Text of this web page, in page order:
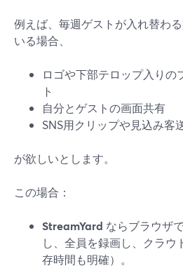
例えば、毎週ゲストが入れ替わ
いる場合、
ロゴや下部テロップ入りの
ト
自分とゲストの画面共有
SNS用クリップや見込み客
が欲しいとします。
この場合：
StreamYard ならブラウザ
し、全員を録画し、クラウ
存時間も明確）。